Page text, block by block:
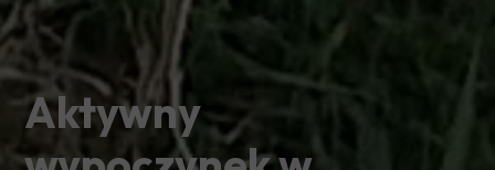
Aktywny